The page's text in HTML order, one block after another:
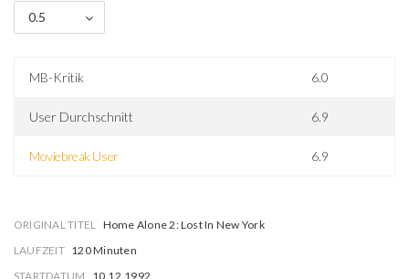
0.5
MB-Kritik 6.0
User Durchschnitt 6.9
Moviebreak User 6.9
ORIGINAL TITEL Home Alone 2: Lost In New York
LAUFZEIT 120 Minuten
STARTDATUM
10.12.1992